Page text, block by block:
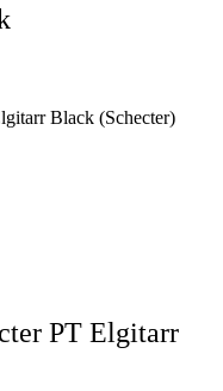
Black (Schecter)
PT Elgitarr